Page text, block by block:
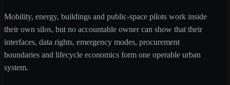
Mobility, energy, buildings and public-space pilots work inside
their own silos, but no accountable owner can show that their
interfaces, data rights, emergency modes, procurement
boundaries and lifecycle economics form one operable urban
system.